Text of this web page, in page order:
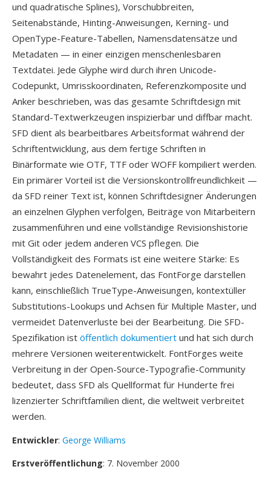
und quadratische Splines), Vorschubbreiten,
Seitenabstände, Hinting-Anweisungen, Kerning- und
OpenType-Feature-Tabellen, Namensdatensätze und
Metadaten — in einer einzigen menschenlesbaren
Textdatei. Jede Glyphe wird durch ihren Unicode-
Codepunkt, Umrisskoordinaten, Referenzkomposite und
Anker beschrieben, was das gesamte Schriftdesign mit
Standard-Textwerkzeugen inspizierbar und diffbar macht.
SFD dient als bearbeitbares Arbeitsformat während der
Schriftentwicklung, aus dem fertige Schriften in
Binärformate wie OTF, TTF oder WOFF kompiliert werden.
Ein primärer Vorteil ist die Versionskontrollfreundlichkeit —
da SFD reiner Text ist, können Schriftdesigner Änderungen
an einzelnen Glyphen verfolgen, Beiträge von Mitarbeitern
zusammenführen und eine vollständige Revisionshistorie
mit Git oder jedem anderen VCS pflegen. Die
Vollständigkeit des Formats ist eine weitere Stärke: Es
bewahrt jedes Datenelement, das FontForge darstellen
kann, einschließlich TrueType-Anweisungen, kontextüller
Substitutions-Lookups und Achsen für Multiple Master, und
vermeidet Datenverluste bei der Bearbeitung. Die SFD-
Spezifikation ist öffentlich dokumentiert und hat sich durch
mehrere Versionen weiterentwickelt. FontForges weite
Verbreitung in der Open-Source-Typografie-Community
bedeutet, dass SFD als Quellformat für Hunderte frei
lizenzierter Schriftfamilien dient, die weltweit verbreitet
werden.
Entwickler: George Williams
Erstveröffentlichung: 7. November 2000